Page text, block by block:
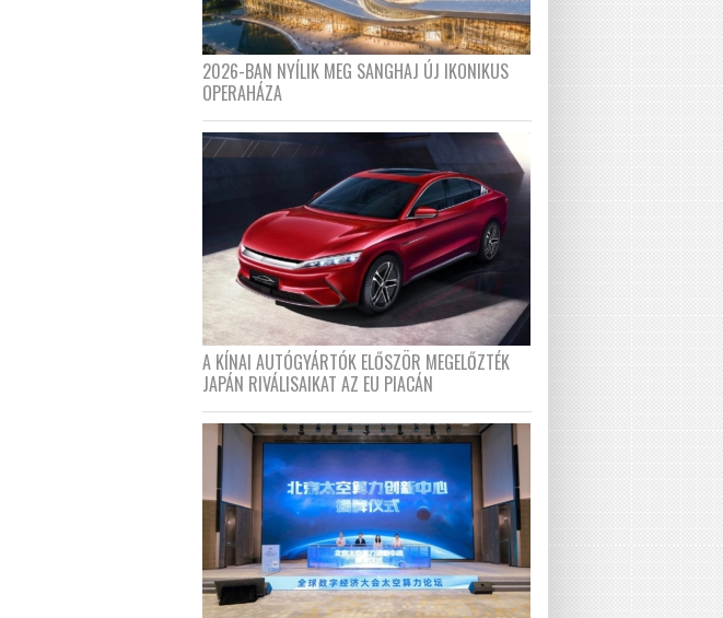
2026-BAN NYÍLIK MEG SANGHAJ ÚJ IKONIKUS
OPERAHÁZA
A KÍNAI AUTÓGYÁRTÓK ELŐSZÖR MEGELŐZTÉK
JAPÁN RIVÁLISAIKAT AZ EU PIACÁN